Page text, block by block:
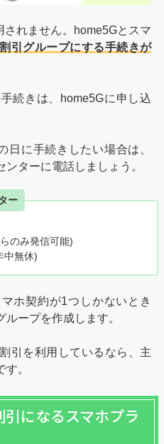
れません。home5Gとスマ
引グループにする手続きが
続きは、home5Gに申し込
日に手続きしたい場合は、
ターに電話しましょう。
ー
のみ発信可能)
中無休)
ホ契約が1つしかないとき
ープを作成します。
引を利用しているなら、主
。
になるスマホプラ